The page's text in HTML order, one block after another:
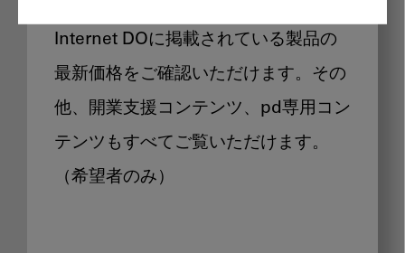
Internet DOに掲載されている製品の
最新価格をご確認いただけます。その
他、開業支援コンテンツ、pd専用コン
テンツもすべてご覧いただけます。
（希望者のみ）